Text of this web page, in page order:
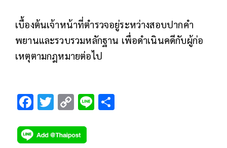
เบื้องต้นเจ้าหน้าที่ตำรวจอยู่ระหว่างสอบปากคำ
พยานและรวบรวมหลักฐาน เพื่อดำเนินคดีกับผู้ก่อ
เหตุตามกฎหมายต่อไป
F
e
T
tt
C
p
Li